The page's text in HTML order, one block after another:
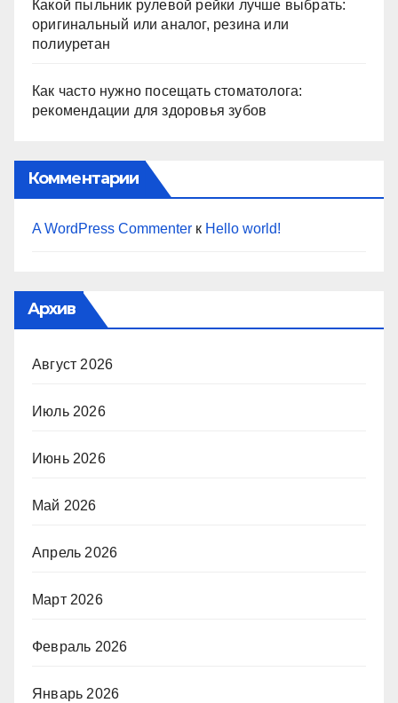
Какой пыльник рулевой рейки лучше выбрать:
оригинальный или аналог, резина или
полиуретан
Как часто нужно посещать стоматолога:
рекомендации для здоровья зубов
Комментарии
A WordPress Commenter к Hello world!
Архив
Август 2026
Июль 2026
Июнь 2026
Май 2026
Апрель 2026
Март 2026
Февраль 2026
Январь 2026